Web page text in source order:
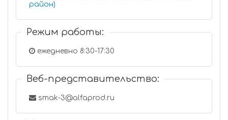
район)
Режим работы:
ежедневно 8:30-17:30
Веб-представительство:
smak-3@alfaprod.ru